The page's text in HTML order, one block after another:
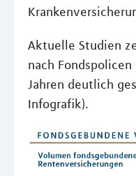
Aktuelle Studien
nach
Jahren deutlich
Infografik).